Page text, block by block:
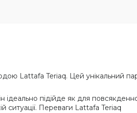
Lattafa Teriaq. Цей унікальний
підійде як для
ситуації. Переваги Lattafa Teriaq